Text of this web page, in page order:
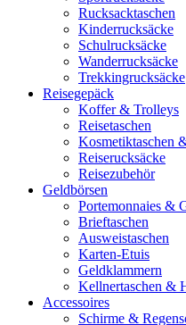
Rucksacktaschen
Kinderrucksäcke
Schulrucksäcke
Wanderrucksäcke
Trekkingrucksäcke
Reisegepäck
Koffer & Trolleys
Reisetaschen
Kosmetiktaschen
Reiserucksäcke
Reisezubehör
Geldbörsen
Portemonnaies &
Brieftaschen
Ausweistaschen
Karten-Etuis
Geldklammern
Kellnertaschen &
Accessoires
Schirme &